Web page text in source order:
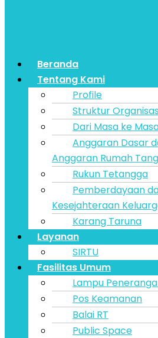
Beranda
Tentang Kami
Profile
Struktur
Dari Masa ke
Anggaran Dasar
Anggaran Rumah
Rukun Tetangga
Pemberdayaan
Kesejahteraan
Karang Taruna
Layanan
SIRTU
Fasilitas Umum
Lampu
Pos Keamanan
Balai RT
Public Space